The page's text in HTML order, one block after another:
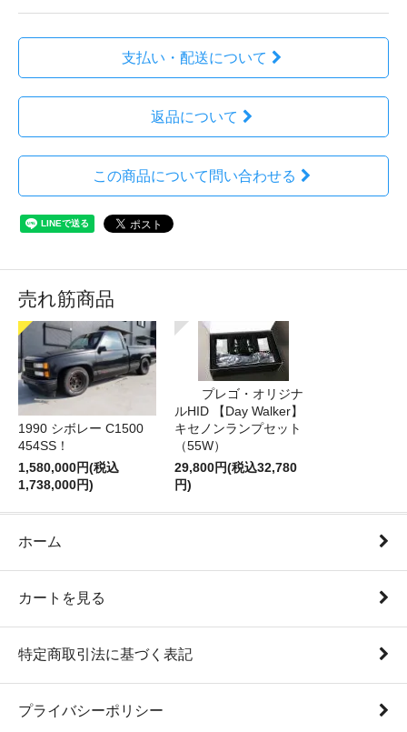
支払い・配送について
返品について
この商品について問い合わせる
売れ筋商品
1990 シボレー C1500
454SS！
1,580,000円(税込
1,738,000円)
プレゴ・オリジナ
ルHID 【Day Walker】
キセノンランプセット
（55W）
29,800円(税込32,780
円)
ホーム
カートを見る
特定商取引法に基づく表記
プライバシーポリシー